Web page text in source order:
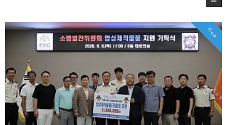
New